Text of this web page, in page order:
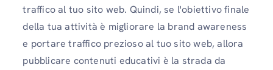
traffico al tuo sito web. Quindi, se l'obiettivo finale
della tua attività è migliorare la brand awareness
e portare traffico prezioso al tuo sito web, allora
pubblicare contenuti educativi è la strada da